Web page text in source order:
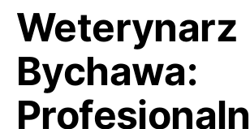
Weterynarz
Bychawa: